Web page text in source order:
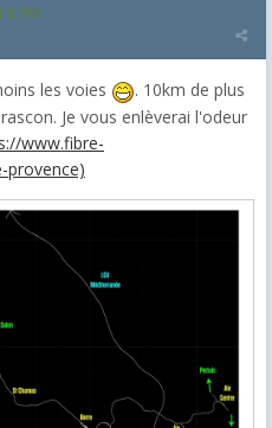
5,718
les voies
. 10km de plus
Je vous enlèverai l'odeur
www.fibre-
provence)